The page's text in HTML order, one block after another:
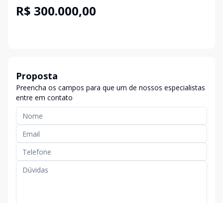
R$ 300.000,00
Proposta
Preencha os campos para que um de nossos especialistas
entre em contato